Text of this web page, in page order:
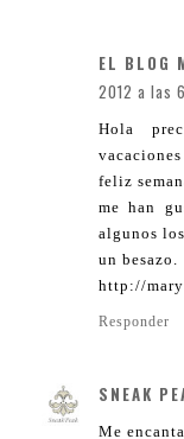
EL BLOG
2012 a las
Hola
feliz
me han
algunos
un besazo.
http://
Responder
SNEAK
Me